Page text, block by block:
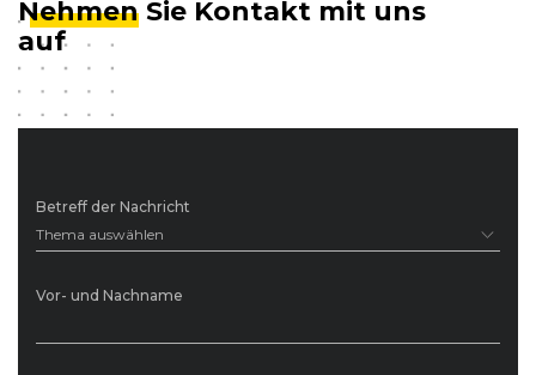
Betreff der Nachricht
Thema auswählen
Vor- und Nachname
Nehmen Sie Kontakt mit uns
auf